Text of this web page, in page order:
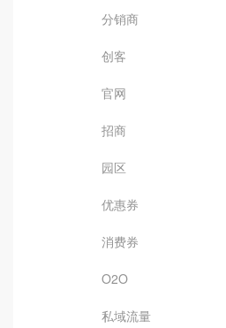
分销商
创客
官网
招商
园区
优惠券
消费券
O2O
私域流量